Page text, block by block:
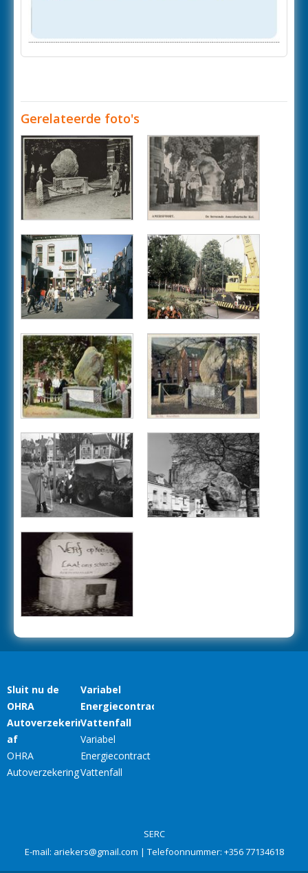
Gerelateerde foto's
SERC
E-mail: ariekers@gmail.com | Telefoonnummer: +356 77134618